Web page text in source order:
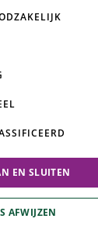
© 2023
EN SLUITEN
AFWIJZEN